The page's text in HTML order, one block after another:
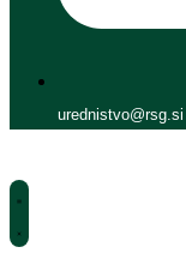
urednistvo@rsg.si